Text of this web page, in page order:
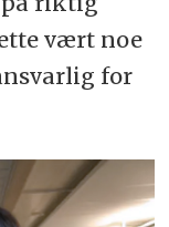
vært noe
for